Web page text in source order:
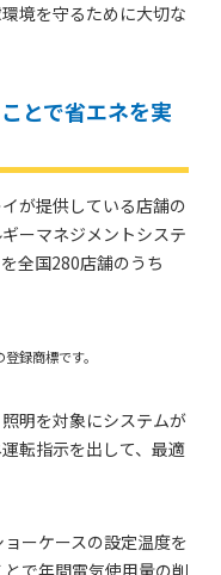
境を守るために大切な
とで省エネを実
が提供している店舗の
ーマネジメントシステ
全国280店舗のうち
録商標です。
明を対象にシステムが
転指示を出して、最適
ーケースの設定温度を